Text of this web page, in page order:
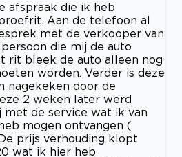
afspraak die ik heb
Aan de telefoon al
met de verkooper van
die mij de auto
rit bleek de auto alleen nog
worden. Verder is deze
nagekeken door de
2 weken later werd
de service wat ik van
mogen ontvangen (
prijs verhouding klopt
wat ik hier heb